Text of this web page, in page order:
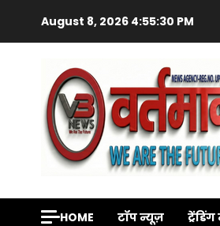
content
August 8, 2026 4:55:32 PM
HOME टॉप न्यूज़